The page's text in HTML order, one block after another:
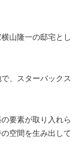
山隆一の邸宅とし
、スターバックス
要素が取り入れら
空間を生み出して